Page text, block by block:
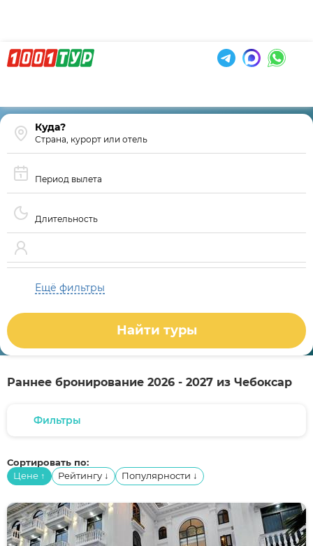
Страна, курорт или отель
Период вылета
Длительность
Ещё фильтры
Найти туры
Раннее бронирование 2026 - 2027 из Чебоксар
Фильтры
Сортировать по:
Цене ↑ Рейтингу ↓ Популярности ↓